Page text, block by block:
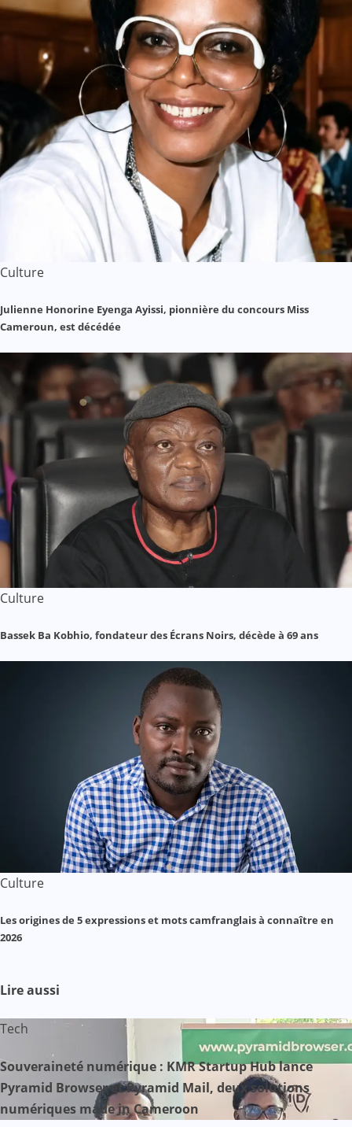
Culture
Julienne Honorine Eyenga Ayissi, pionnière du concours Miss
Cameroun, est décédée
Culture
Bassek Ba Kobhio, fondateur des Écrans Noirs, décède à 69 ans
Culture
Les origines de 5 expressions et mots camfranglais à connaître en
2026
Lire aussi
Tech
Souveraineté numérique : KMR Startup Hub lance
Pyramid Browser et Pyramid Mail, deux solutions
numériques made in Cameroon